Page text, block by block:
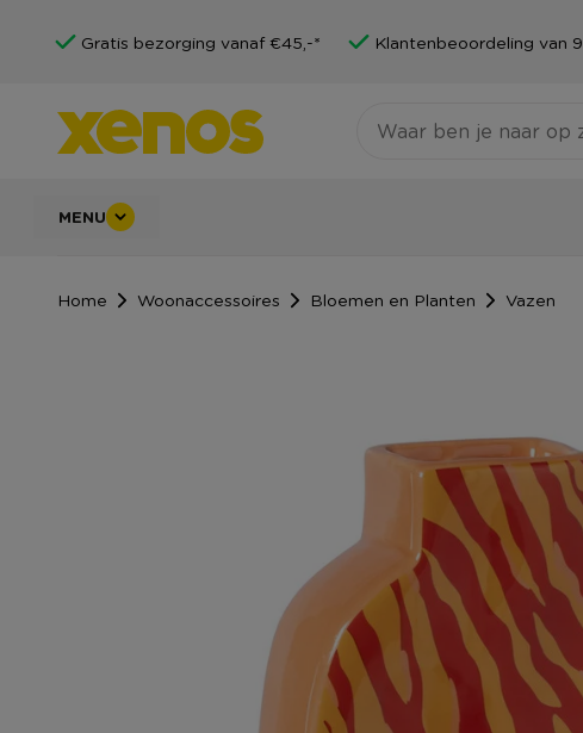
Gratis bezorging vanaf €45,-* Klantenbeoordeling van 9
MENU
Home Woonaccessoires Bloemen en Planten Vazen